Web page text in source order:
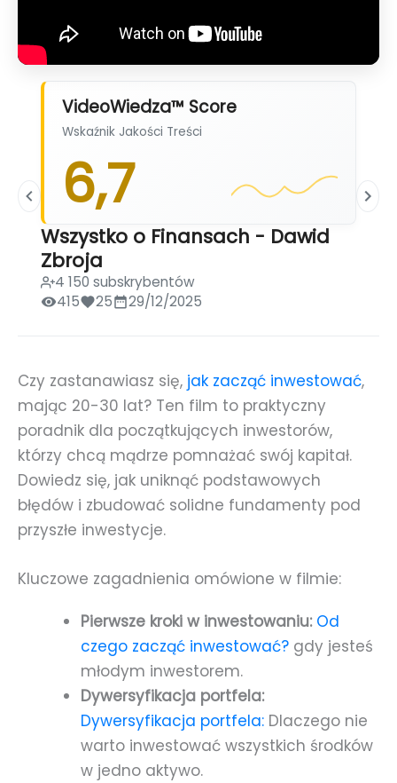
VideoWiedza™ Score
Wskaźnik Jakości Treści
6,7
Wszystko o Finansach - Dawid
Zbroja
4 150 subskrybentów
415
25 29/12/2025
Czy zastanawiasz się, jak zacząć inwestować,
mając 20-30 lat? Ten film to praktyczny
poradnik dla początkujących inwestorów,
którzy chcą mądrze pomnażać swój kapitał.
Dowiedz się, jak uniknąć podstawowych
błędów i zbudować solidne fundamenty pod
przyszłe inwestycje.
Kluczowe zagadnienia omówione w filmie:
Pierwsze kroki w inwestowaniu: Od
czego zacząć inwestować? gdy jesteś
młodym inwestorem.
Dywersyfikacja portfela:
Dywersyfikacja portfela: Dlaczego nie
warto inwestować wszystkich środków
w jedno aktywo.